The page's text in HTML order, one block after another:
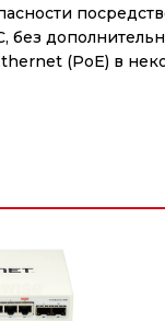
без
(PoE) в